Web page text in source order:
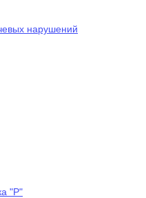
нарушений
"Р"